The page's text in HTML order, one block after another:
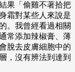
果「偷雞不著拾把
霜對某些人來說是
。我曾經看過相關
常添加辣椒膏、薄
脫去皮膚細胞中的
，沒有辨法到達到